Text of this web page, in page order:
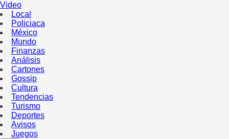
Video
Local
Policiaca
México
Mundo
Finanzas
Análisis
Cartones
Gossip
Cultura
Tendencias
Turismo
Deportes
Avisos
Juegos